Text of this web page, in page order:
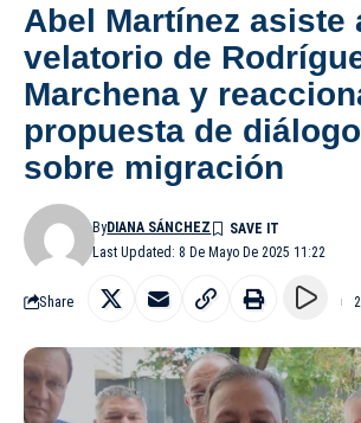
Abel Martínez asiste
velatorio de
Marchena y
propuesta de
sobre migración
Last Updated: 8 De Mayo De 2025 11:22
ByDIANA SÁNCHEZ
Share